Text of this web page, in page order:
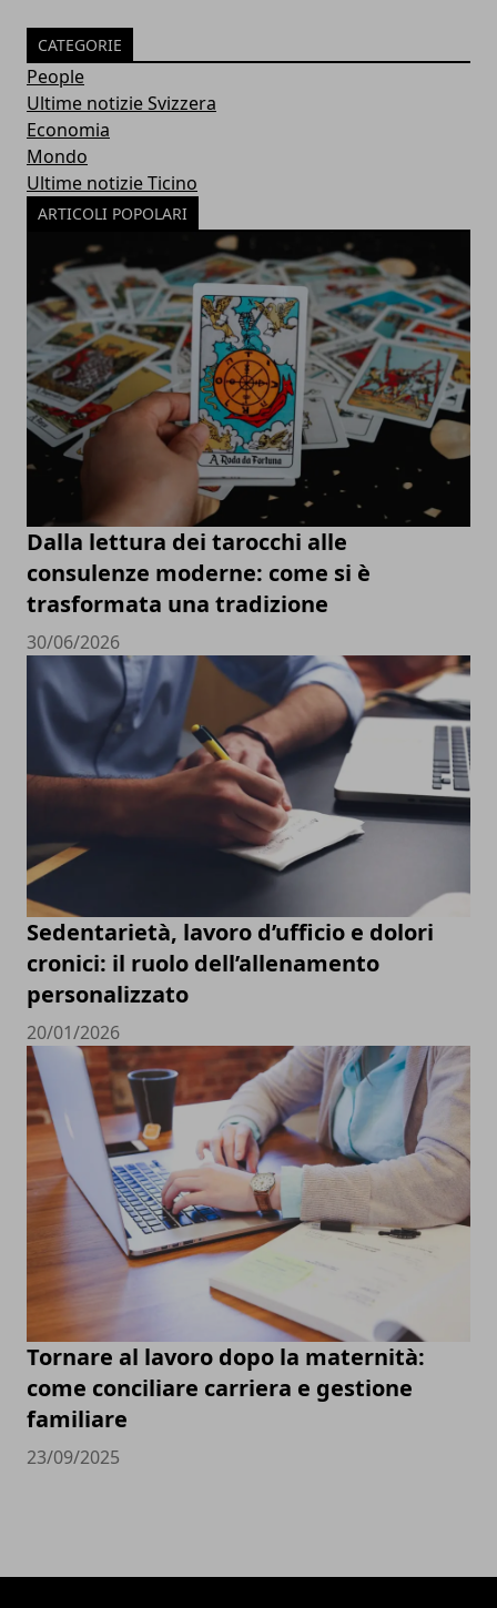
CATEGORIE
People
Ultime notizie Svizzera
Economia
Mondo
Ultime notizie Ticino
ARTICOLI POPOLARI
Dalla lettura dei tarocchi alle
consulenze moderne: come si è
trasformata una tradizione
30/06/2026
Sedentarietà, lavoro d’ufficio e dolori
cronici: il ruolo dell’allenamento
personalizzato
20/01/2026
Tornare al lavoro dopo la maternità:
come conciliare carriera e gestione
familiare
23/09/2025